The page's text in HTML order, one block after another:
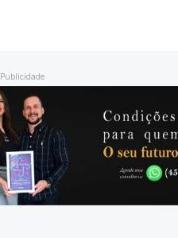
Publicidade